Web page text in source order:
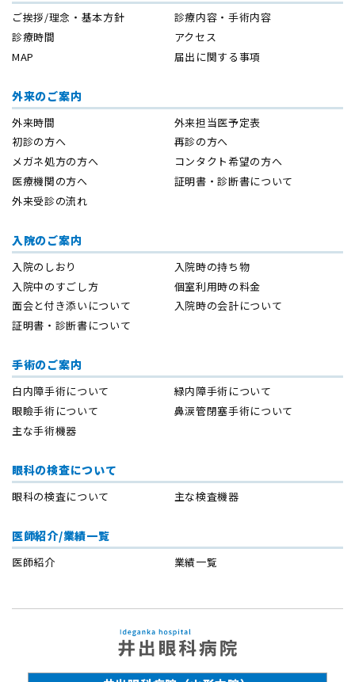
ご挨拶/理念・基本方針
診療内容・手術内容
診療時間
アクセス
MAP
届出に関する事項
外来のご案内
外来時間
外来担当医予定表
初診の方へ
再診の方へ
メガネ処方の方へ
コンタクト希望の方へ
医療機関の方へ
証明書・診断書について
外来受診の流れ
入院のご案内
入院のしおり
入院時の持ち物
入院中のすごし方
個室利用時の料金
面会と付き添いについて
入院時の会計について
証明書・診断書について
手術のご案内
白内障手術について
緑内障手術について
眼瞼手術について
鼻涙管閉塞手術について
主な手術機器
眼科の検査について
眼科の検査について 主な検査機器
医師紹介/業績一覧
医師紹介 業績一覧